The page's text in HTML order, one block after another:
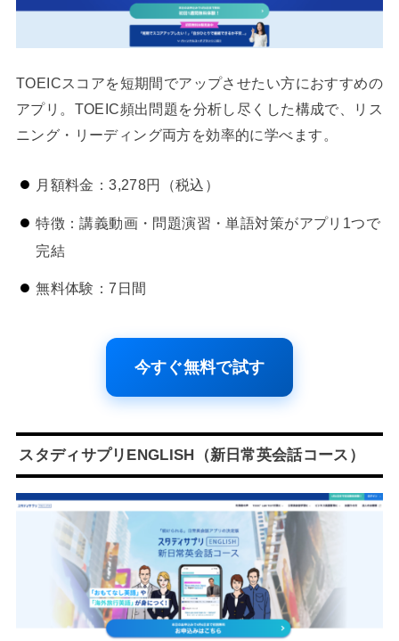
TOEICスコアを短期間でアップさせたい方におすすめの
アプリ。TOEIC頻出問題を分析し尽くした構成で、リス
ニング・リーディング両方を効率的に学べます。
月額料金：3,278円（税込）
特徴：講義動画・問題演習・単語対策がアプリ1つで
完結
無料体験：7日間
今すぐ無料で試す
スタディサプリENGLISH（新日常英会話コース）